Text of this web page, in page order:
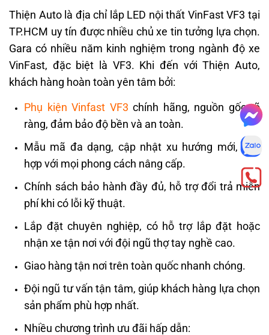
Thiện Auto là địa chỉ lắp LED nội thất VinFast VF3 tại
TP.HCM uy tín được nhiều chủ xe tin tưởng lựa chọn.
Gara có nhiều năm kinh nghiệm trong ngành độ xe
VinFast, đặc biệt là VF3. Khi đến với Thiện Auto,
khách hàng hoàn toàn yên tâm bởi:
Phụ kiện Vinfast VF3 chính hãng, nguồn gốc rõ
ràng, đảm bảo độ bền và an toàn.
Mẫu mã đa dạng, cập nhật xu hướng mới, phù
hợp với mọi phong cách nâng cấp.
Chính sách bảo hành đầy đủ, hỗ trợ đổi trả miễn
phí khi có lỗi kỹ thuật.
Lắp đặt chuyên nghiệp, có hỗ trợ lắp đặt hoặc
nhận xe tận nơi với đội ngũ thợ tay nghề cao.
Giao hàng tận nơi trên toàn quốc nhanh chóng.
Đội ngũ tư vấn tận tâm, giúp khách hàng lựa chọn
sản phẩm phù hợp nhất.
Nhiều chương trình ưu đãi hấp dẫn: